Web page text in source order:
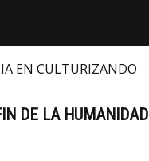
EN CULTURIZANDO
DE LA HUMANIDAD